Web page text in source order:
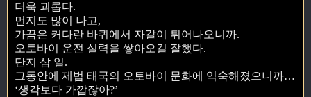
더욱 괴롭다.
먼지도 많이 나고,
가끔은 커다란 바퀴에서 자갈이 튀어나오니까.
오토바이 운전 실력을 쌓아오길 잘했다.
단지 삼 일.
그동안에 제법 태국의 오토바이 문화에 익숙해졌으니까…
‘생각보다 가깝잖아?’